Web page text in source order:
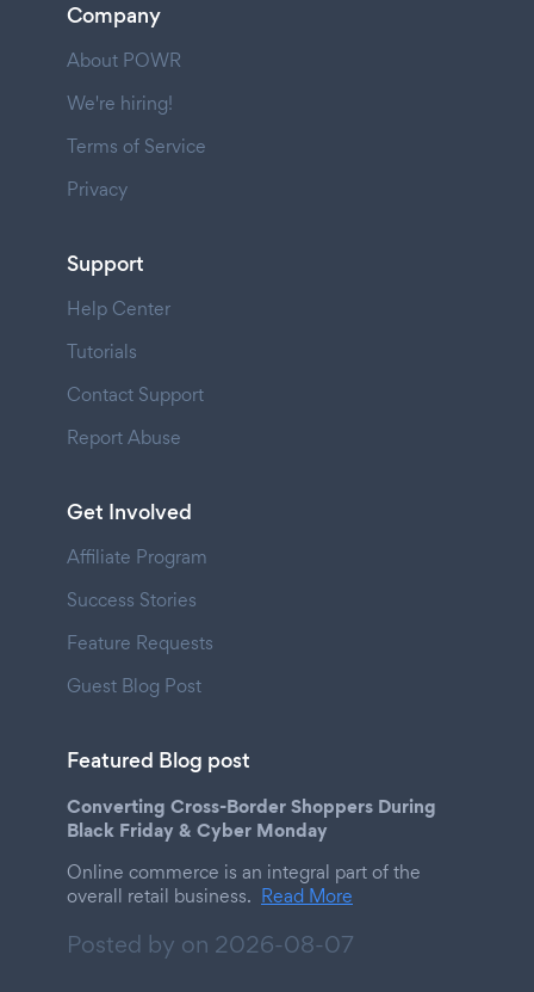
Company
About POWR
We're hiring!
Terms of Service
Privacy
Support
Help Center
Tutorials
Contact Support
Report Abuse
Get Involved
Affiliate Program
Success Stories
Feature Requests
Guest Blog Post
Featured Blog post
Converting Cross-Border Shoppers During
Black Friday & Cyber Monday
Online commerce is an integral part of the
overall retail business. Read More
Posted by on 2026-08-07